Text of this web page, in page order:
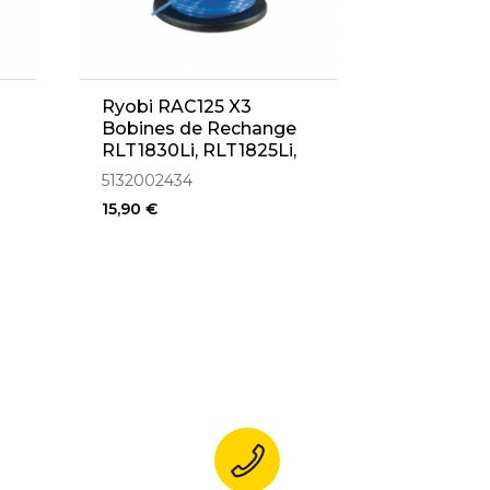
Ryobi RAC125 X3
Bobines de Rechange
RLT1830Li, RLT1825Li,
OLT1831 (5132002434)
5132002434
15,90 €